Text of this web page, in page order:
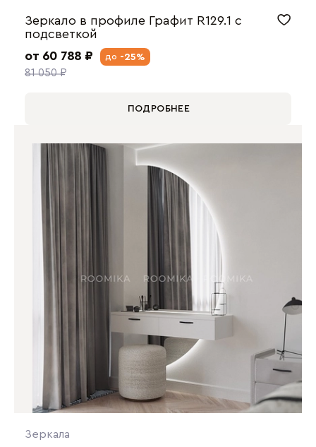
Зеркало в профиле Графит R129.1 с
подсветкой
от 60 788 ₽
81 050 ₽
до -25%
ПОДРОБНЕЕ
Зеркала